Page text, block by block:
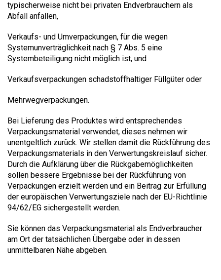
typischerweise nicht bei privaten Endverbrauchern als
Abfall anfallen,
Verkaufs- und Umverpackungen, für die wegen
Systemunverträglichkeit nach § 7 Abs. 5 eine
Systembeteiligung nicht möglich ist, und
Verkaufsverpackungen schadstoffhaltiger Füllgüter oder
Mehrwegverpackungen.
Bei Lieferung des Produktes wird entsprechendes
Verpackungsmaterial verwendet, dieses nehmen wir
unentgeltlich zurück. Wir stellen damit die Rückführung des
Verpackungsmaterials in den Verwertungskreislauf sicher.
Durch die Aufklärung über die Rückgabemöglichkeiten
sollen bessere Ergebnisse bei der Rückführung von
Verpackungen erzielt werden und ein Beitrag zur Erfüllung
der europäischen Verwertungsziele nach der EU-Richtlinie
94/62/EG sichergestellt werden.
Sie können das Verpackungsmaterial als Endverbraucher
am Ort der tatsächlichen Übergabe oder in dessen
unmittelbaren Nähe abgeben.